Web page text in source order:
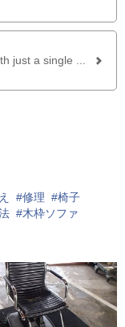
just a single ...
#修理 #椅子
#木枠ソファ